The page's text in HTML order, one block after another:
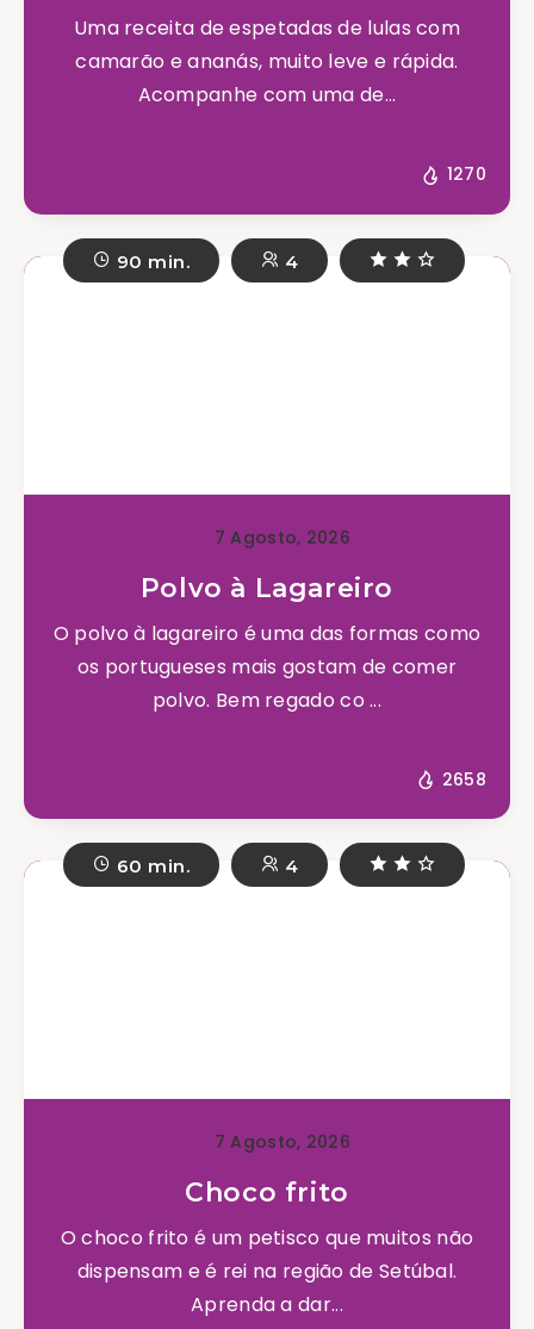
Uma receita de espetadas de lulas com
camarão e ananás, muito leve e rápida.
Acompanhe com uma de...
1270
90 min. 4
7 Agosto, 2026
Polvo à Lagareiro
O polvo à lagareiro é uma das formas como
os portugueses mais gostam de comer
polvo. Bem regado co ...
2658
60 min. 4
7 Agosto, 2026
Choco frito
O choco frito é um petisco que muitos não
dispensam e é rei na região de Setúbal.
Aprenda a dar...